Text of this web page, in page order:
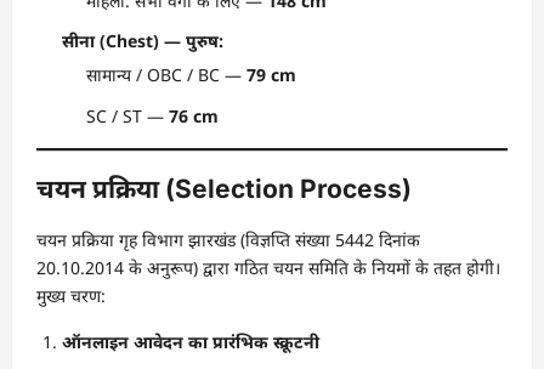
सीना (Chest) — पुरुष:
सामान्य / OBC / BC — 79 cm
SC / ST — 76 cm
चयन प्रक्रिया (Selection Process)
चयन प्रक्रिया गृह विभाग झारखंड (विज्ञप्ति संख्या 5442 दिनांक
20.10.2014 के अनुरूप) द्वारा गठित चयन समिति के नियमों के तहत होगी।
मुख्य चरण:
ऑनलाइन आवेदन का प्रारंभिक स्क्रूटनी